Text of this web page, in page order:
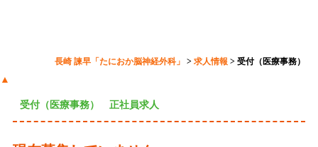
長崎 諫早「たにおか脳神経外科」 >求人情報 >受付（医療事務）
▲
受付（医療事務） 正社員求人